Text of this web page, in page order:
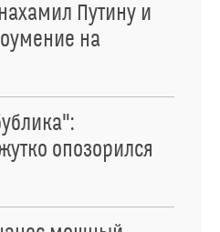
Путину и
на
опозорился